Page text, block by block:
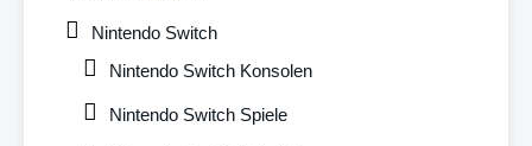
Nintendo Switch
Nintendo Switch Konsolen
Nintendo Switch Spiele